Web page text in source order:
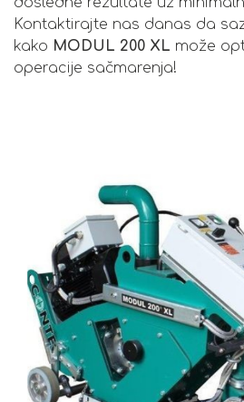
Kontaktirajte nas danas da
kako MODUL 200 XL može
operacije sačmarenja!